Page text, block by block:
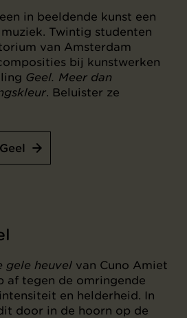
in beeldende kunst een
Twintig studenten
van Amsterdam
bij kunstwerken
Geel. Meer dan
. Beluister ze
gele heuvel van Cuno Amiet
af tegen de omringende
en helderheid. In
door in de hoorn op de